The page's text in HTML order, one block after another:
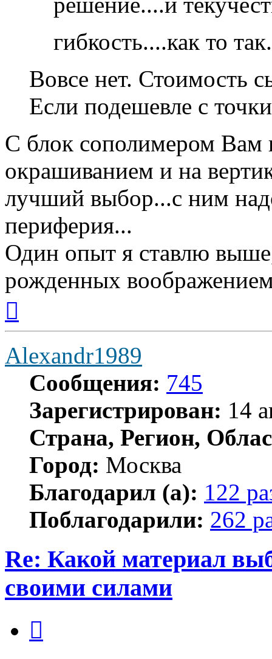
гибкость....как то
Вовсе нет. Стоимость
Если подешевле с
С блок сополимером Вам
окрашиванием и на
лучший выбор...с ним
периферия...
Один опыт я ставлю
рожденных
началу
Alexandr1989
Сообщения: 745
Зарегистрирован: 14
Страна, Регион,
Город: Москва
Благодарил (а): 122
Поблагодарили: 262
Re: Какой материал
своими силами